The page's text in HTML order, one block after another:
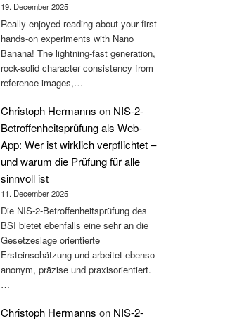
19. December 2025
Really enjoyed reading about your first
hands-on experiments with Nano
Banana! The lightning-fast generation,
rock-solid character consistency from
reference images,…
Christoph Hermanns on NIS-2-
Betroffenheitsprüfung als Web-
App: Wer ist wirklich verpflichtet –
und warum die Prüfung für alle
sinnvoll ist
11. December 2025
Die NIS‑2-Betroffenheitsprüfung des
BSI bietet ebenfalls eine sehr an die
Gesetzeslage orientierte
Ersteinschätzung und arbeitet ebenso
anonym, präzise und praxisorientiert.
…
Christoph Hermanns on NIS-2-